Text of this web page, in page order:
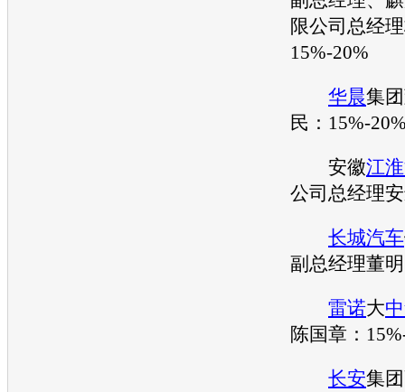
限公司总经
15%-20%
华晨集
民：15%-
安徽江
公司总经理
长城汽车
副总经理董
雷诺大
陈国章：
长安集